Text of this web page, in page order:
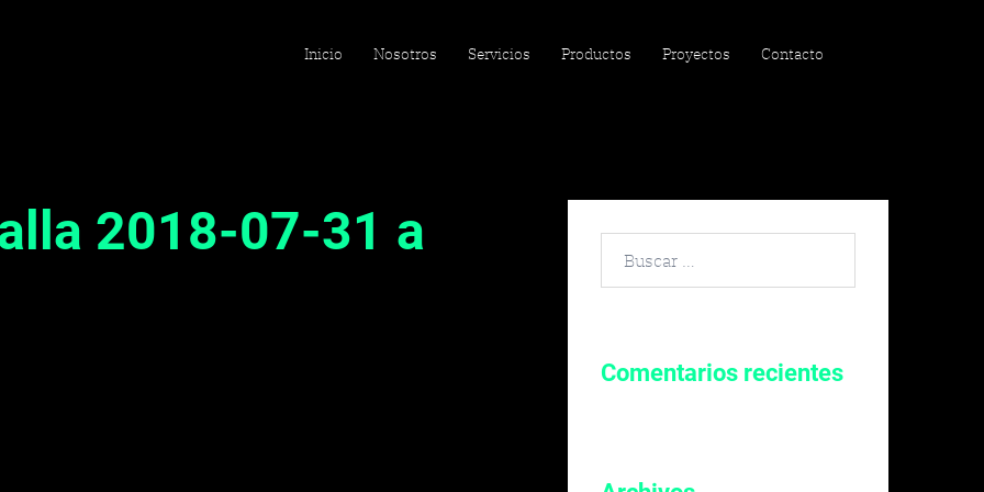
Inicio Nosotros Servicios Productos Proyectos Contacto
2018-07-31 a
por:
Comentarios recientes